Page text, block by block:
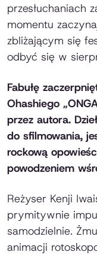
przesłuchaniach
momentu
zbliżającym się
odbyć się w
Fabułę
Ohashiego
przez autora.
do sfilmowania,
rockową
powodzeniem
Reżyser Kenji
prymitywnie
samodzielnie.
animacji